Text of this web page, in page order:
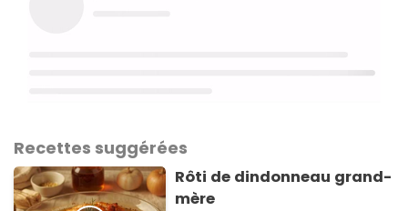
Recettes suggérées
Rôti de dindonneau grand-
mère